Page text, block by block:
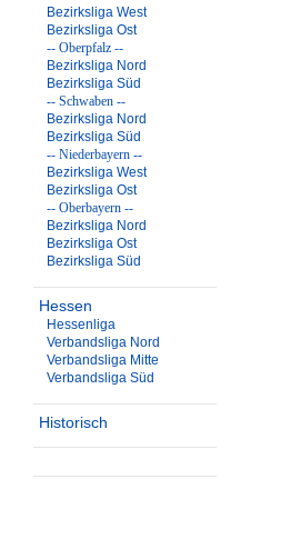
Bezirksliga West
Bezirksliga Ost
-- Oberpfalz --
Bezirksliga Nord
Bezirksliga Süd
-- Schwaben --
Bezirksliga Nord
Bezirksliga Süd
-- Niederbayern --
Bezirksliga West
Bezirksliga Ost
-- Oberbayern --
Bezirksliga Nord
Bezirksliga Ost
Bezirksliga Süd
Hessen
Hessenliga
Verbandsliga Nord
Verbandsliga Mitte
Verbandsliga Süd
Historisch